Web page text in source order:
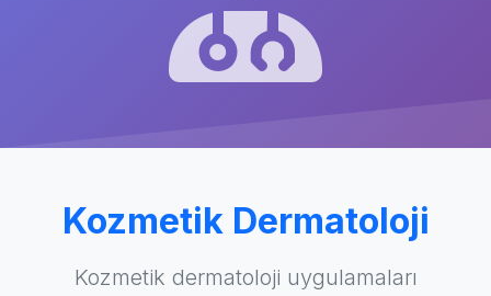
Kozmetik Dermatoloji
Kozmetik dermatoloji uygulamaları